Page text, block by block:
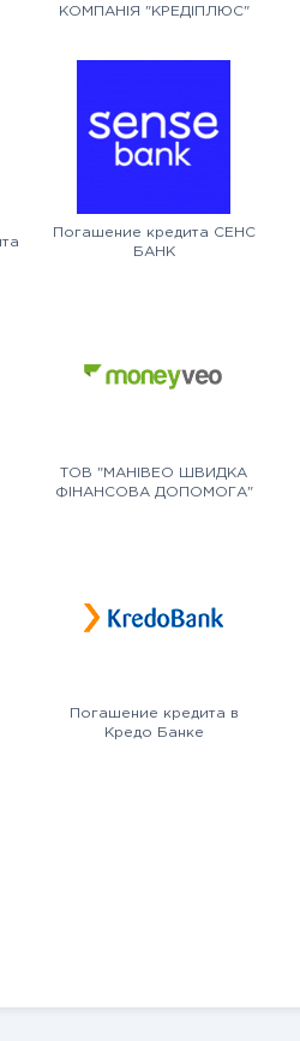
КОМПАНІЯ "КРЕДІПЛЮС"
Погашение кредита СЕНС
БАНК
ТОВ "МАНІВЕО ШВИДКА
ФІНАНСОВА ДОПОМОГА"
Погашение кредита в
Кредо Банке